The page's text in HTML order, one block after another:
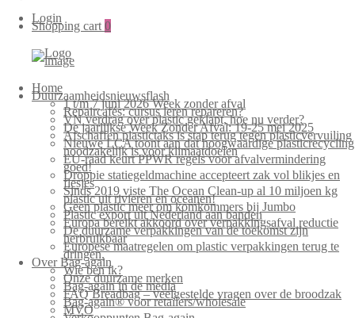
Login
Shopping cart 0
Home
Duurzaamheidsnieuwsflash
1 t/m 7 juni 2026 Week zonder afval
Repaircafés: cursus leren repareren?
VN verdrag over plastic geklapt, hoe nu verder?
De jaarlijkse Week Zonder Afval: 19-25 mei 2025
Afschaffen plastictaks is stap terug tegen plasticvervuiling
Nieuwe LCA toont aan dat hoogwaardige plasticrecycling
noodzakelijk is voor klimaatdoelen
EU-raad keurt PPWR regels voor afvalvermindering
goed!
Droppie statiegeldmachine accepteert zak vol blikjes en
flesjes
Sinds 2019 viste The Ocean Clean-up al 10 miljoen kg
plastic uit rivieren en oceanen!
Geen plastic meer om komkommers bij Jumbo
Plastic export uit Nederland aan banden
Europa bereikt akkoord over verpakkingsafval reductie
De duurzame verpakkingen van de toekomst zijn
herbruikbaar
Europese maatregelen om plastic verpakkingen terug te
dringen.
Over Bag-again
Wie ben ik?
Onze duurzame merken
Bag-again in de media
FAQ Breadbag – veelgestelde vragen over de broodzak
Bag-again® voor retailers/wholesale
MVO